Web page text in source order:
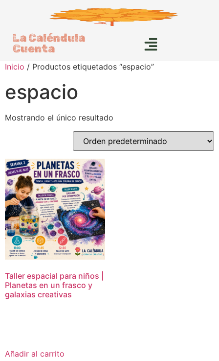
La Caléndula
Cuenta
Inicio / Productos etiquetados “espacio”
espacio
Mostrando el único resultado
Taller espacial para niños |
Planetas en un frasco y
galaxias creativas
Añadir al carrito